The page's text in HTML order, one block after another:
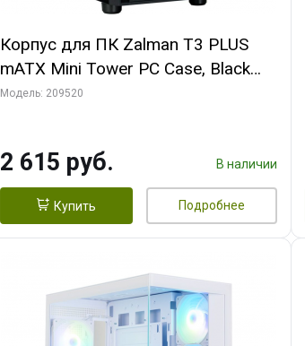
Корпус для ПК Zalman T3 PLUS
mATX Mini Tower PC Case, Black
fan x2
Модель: 209520
2 615 руб. В наличии
Купить Подробнее